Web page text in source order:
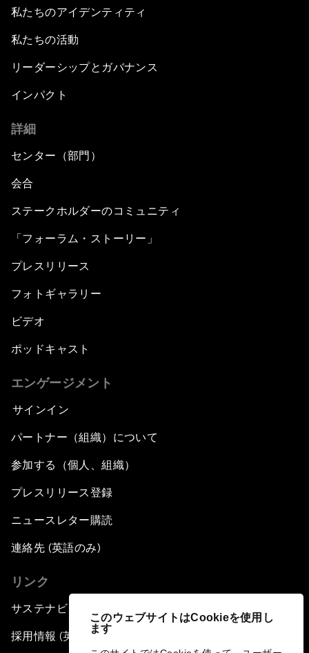
このウェブサイトはCookieを使用し
ます
私たちのアイデンティティ
私たちの活動
リーダーシップとガバナンス
インパクト
詳細
センター（部門）
会合
ステークホルダーのコミュニティ
「フォーラム・ストーリー」
プレスリリース
フォトギャラリー
ビデオ
ポッドキャスト
エンゲージメント
サインイン
パートナー（組織）について
参加する（個人、組織）
プレスリリース登録
ニュースレター購読
連絡先 (英語のみ)
リンク
サステナビリティへの取り組み
採用情報 (英語のみ)